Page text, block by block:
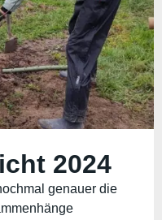
2024
genauer die